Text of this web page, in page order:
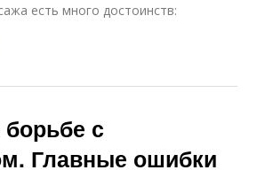
есть много достоинств:
с
Главные ошибки